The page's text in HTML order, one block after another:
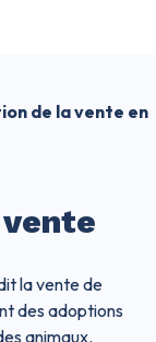
de la vente en
la vente de
des adoptions
animaux.